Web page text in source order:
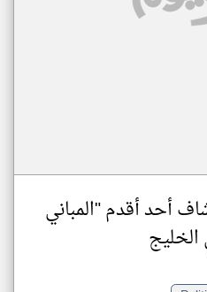
أحد أقدم "المباني